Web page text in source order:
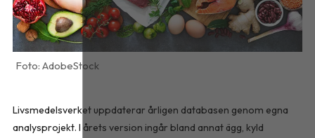
AdobeStock
Livsmedelsverket uppdaterar årligen databasen genom egna
analysprojekt. I årets version ingår bland annat ägg, kyld